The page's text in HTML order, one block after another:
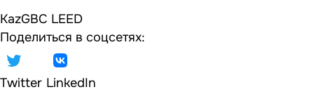
KazGBC LEED
Поделиться в соцсетях:
Twitter LinkedIn